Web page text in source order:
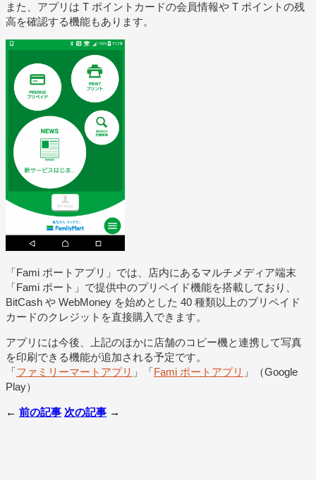
また、アプリは T ポイントカードの会員情報や T ポイントの残
高を確認する機能もあります。
「Fami ポートアプリ」では、店内にあるマルチメディア端末
「Fami ポート」で提供中のプリペイド機能を搭載しており、
BitCash や WebMoney を始めとした 40 種類以上のプリペイド
カードのクレジットを直接購入できます。
アプリには今後、上記のほかに店舗のコピー機と連携して写真
を印刷できる機能が追加される予定です。
「ファミリーマートアプリ 」「Fami ポートアプリ 」（Google
Play）
← 前の記事 次の記事 →